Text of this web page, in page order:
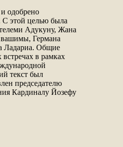
одобрено
С этой целью была
Адукуну, Жана
Германа
Ладариа. Общие
в рамках
текст был
председателю
Кардиналу Йозефу